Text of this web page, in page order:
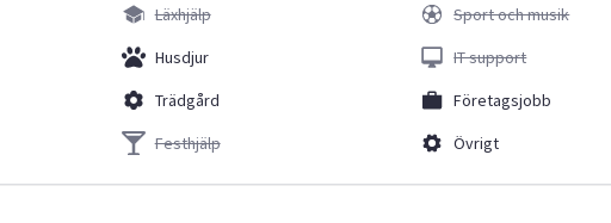
Läxhjälp
Husdjur
Trädgård
Festhjälp
Sport och musik
IT support
Företagsjobb
Övrigt